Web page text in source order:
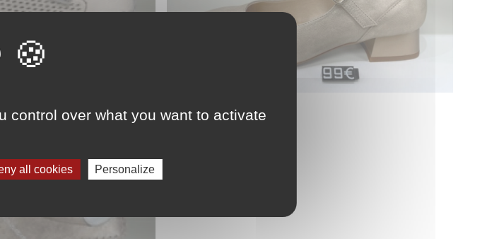
control over what you want to activate
all cookies Personalize